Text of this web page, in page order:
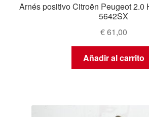
Arnés positivo Citroën Peugeot 2.0
5642SX
€61,00
Añadir al carrito